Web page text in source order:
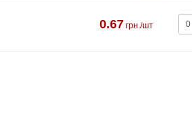
0.67 грн./шт